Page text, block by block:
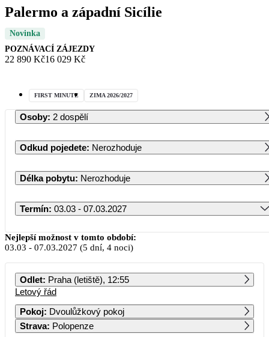
Palermo a západní Sicílie
Novinka
POZNÁVACÍ ZÁJEZDY
22 890 Kč16 029 Kč
FIRST MINUTE ZIMA 2026/2027
Osoby: 2 dospělí
Odkud pojedete: Nerozhoduje
Délka pobytu: Nerozhoduje
Termín: 03.03 - 07.03.2027
Březen 2027
PO ÚT ST ČT PÁ SO NE
16 029
8
Nejlepší možnost v tomto období:
03.03 - 07.03.2027 (5 dní, 4 noci)
Odlet: Praha (letiště), 12:55
Letový řád
Pokoj: Dvoulůžkový pokoj
Strava: Polopenze